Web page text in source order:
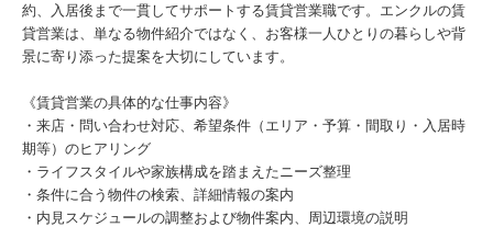
約、入居後まで一貫してサポートする賃貸営業職です。エンクルの賃
貸営業は、単なる物件紹介ではなく、お客様一人ひとりの暮らしや背
景に寄り添った提案を大切にしています。
《賃貸営業の具体的な仕事内容》
・来店・問い合わせ対応、希望条件（エリア・予算・間取り・入居時
期等）のヒアリング
・ライフスタイルや家族構成を踏まえたニーズ整理
・条件に合う物件の検索、詳細情報の案内
・内見スケジュールの調整および物件案内、周辺環境の説明